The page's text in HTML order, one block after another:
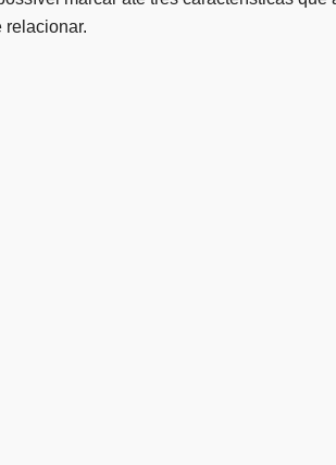
relacionar.